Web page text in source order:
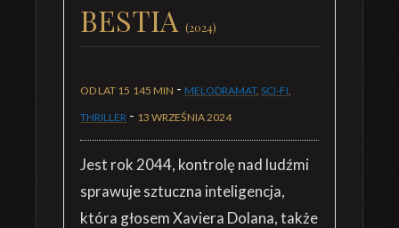
BESTIA (2024)
OD LAT 15 145 MIN - MELODRAMAT, SCI-FI,
THRILLER - 13 WRZEŚNIA 2024
Jest rok 2044, kontrolę nad ludźmi
sprawuje sztuczna inteligencja,
która głosem Xaviera Dolana, także